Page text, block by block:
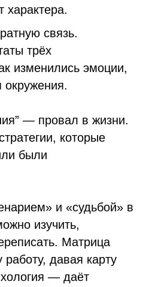
характера.
связь.
трёх
изменились эмоции,
окружения.
— провал в жизни.
которые
были
и «судьбой» в
изучить,
Матрица
работу, давая карту
— даёт